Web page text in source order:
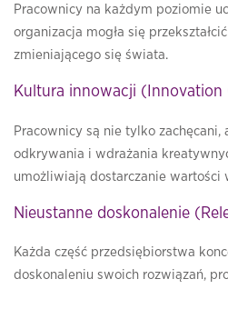
Pracownicy na każdym poziomie
organizacja mogła się
zmieniającego się świata.
Kultura innowacji (Innovation
Pracownicy są nie tylko zachęcani,
odkrywania i wdrażania
umożliwiają dostarczanie wartości
Nieustanne doskonalenie
Każda część przedsiębiorstwa
doskonaleniu swoich rozwiązań,